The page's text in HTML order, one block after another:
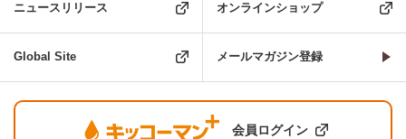
ニュースリリース オンラインショップ
Global Site メールマガジン登録
会員ログイン